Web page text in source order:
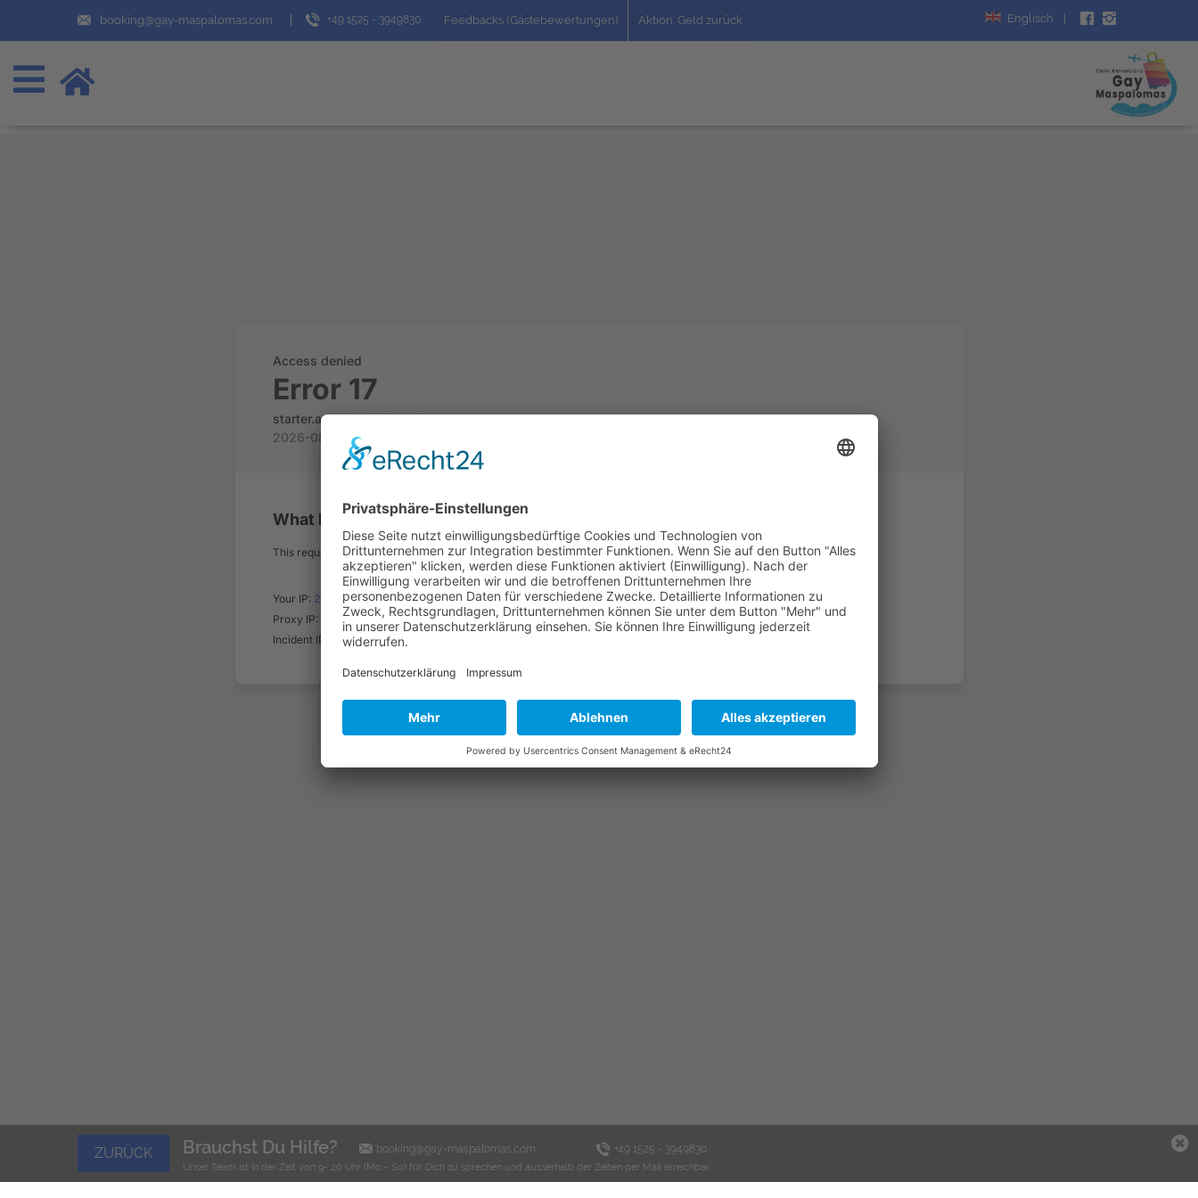
booking@gay-maspalomas.com +49 1525 - 3949830 Feedbacks (Gästebewertungen) Aktion: Geld zurück Englisch
ZURÜCK Brauchst Du Hilfe?
Unser Team ist in der Zeit von 9- 20 Uhr (Mo - So) für Dich zu sprechen und ausserhalb der Zeiten per Mail erreichbar
booking@gay-maspalomas.com +49 1525 - 3949830